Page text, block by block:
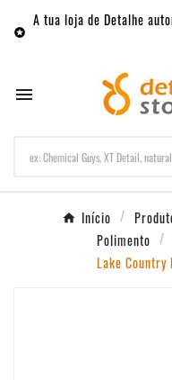

A tua loja de Detalhe

Início
Polimento
Lake Country